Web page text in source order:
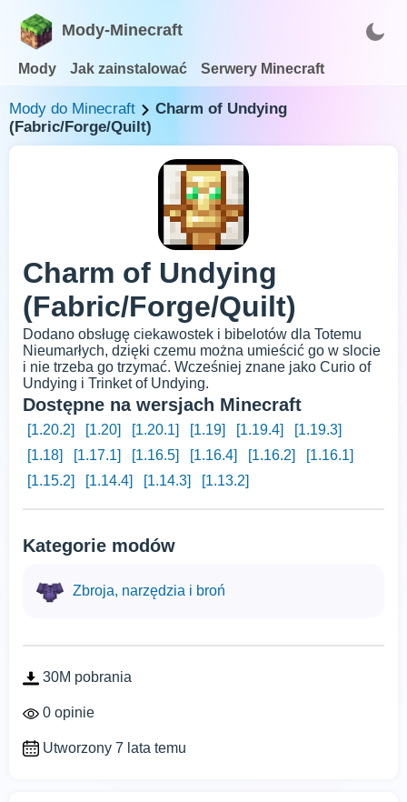
Mody-Minecraft
Mody Jak zainstalować Serwery Minecraft
Mody do Minecraft
Charm of Undying
(Fabric/Forge/Quilt)
Charm of Undying
(Fabric/Forge/Quilt)
Dodano obsługę ciekawostek i bibelotów dla Totemu
Nieumarłych, dzięki czemu można umieścić go w slocie
i nie trzeba go trzymać. Wcześniej znane jako Curio of
Undying i Trinket of Undying.
Dostępne na wersjach Minecraft
[1.20.2] [1.20] [1.20.1] [1.19] [1.19.4]
[1.19.3]
[1.18]
[1.17.1] [1.16.5] [1.16.4] [1.16.2]
[1.16.1]
[1.15.2]
[1.14.4] [1.14.3] [1.13.2]
Kategorie modów
Zbroja, narzędzia i broń
30M pobrania
0 opinie
Utworzony 7 lata temu